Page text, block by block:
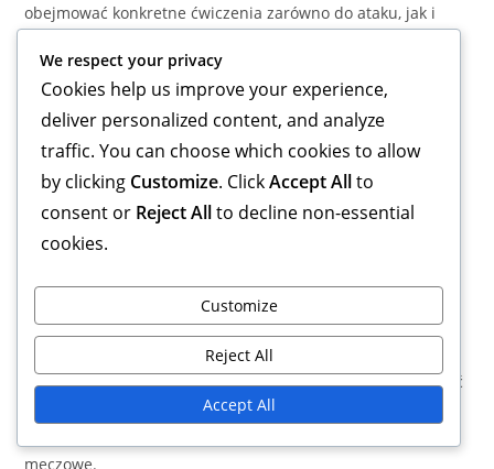
obejmować konkretne ćwiczenia zarówno do ataku, jak i
Ćwiczenia treningowe do wdrożenia
Aby skutecznie wdrożyć formacje 3-1-4-2 i 5-3-2, zespoły
treningowe. Gry w małych zespołach mogą pomóc
zawodnikom zrozumieć świadomość przestrzenną i
ustawienie w ramach formacji. Włączenie ćwiczeń
przejściach poprawi ogólną wydajność zespołu.
stałych fragmentów gry
kontratakowych jest niezbędne. Trenerzy powinni zachęcać
zawodników do komunikacji i podejmowania szybkich
meczowe.
We respect your privacy
Cookies help us improve your experience,
deliver personalized content, and analyze
traffic. You can choose which cookies to allow
by clicking Customize. ClickAccept Allto
consent or Reject Allto decline non-essential
cookies.
Customize
Reject All
Accept All